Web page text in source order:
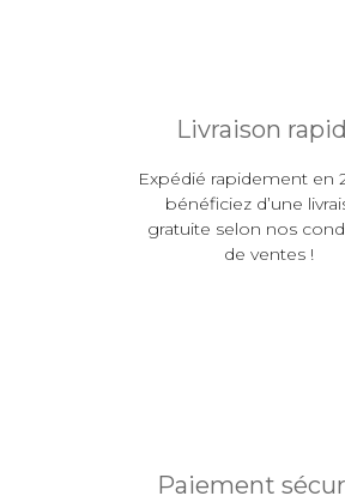
Livraison
Expédié rapidement en
bénéficiez d’une
gratuite selon nos
de ventes !
Paiement